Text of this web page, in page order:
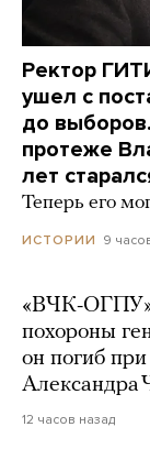
Ректор
ушел с
до
протеже
лет
Теперь его
ИСТОРИИ 9
«ВЧК-
похороны
он погиб
Александра
12 часов назад